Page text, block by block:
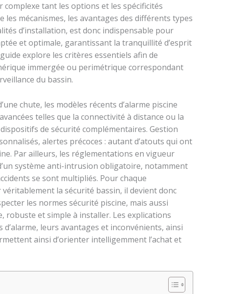
complexe tant les options et les spécificités
les mécanismes, les avantages des différents types
d’installation, est donc indispensable pour
et optimale, garantissant la tranquillité d’esprit
explore les critères essentiels afin de
immergée ou perimétrique correspondant
du bassin.
chute, les modèles récents d’alarme piscine
telles que la connectivité à distance ou la
de sécurité complémentaires. Gestion
alertes précoces : autant d’atouts qui ont
Par ailleurs, les réglementations en vigueur
système anti-intrusion obligatoire, notamment
se sont multipliés. Pour chaque
la sécurité bassin, il devient donc
les normes sécurité piscine, mais aussi
robuste et simple à installer. Les explications
leurs avantages et inconvénients, ainsi
ainsi d’orienter intelligemment l’achat et